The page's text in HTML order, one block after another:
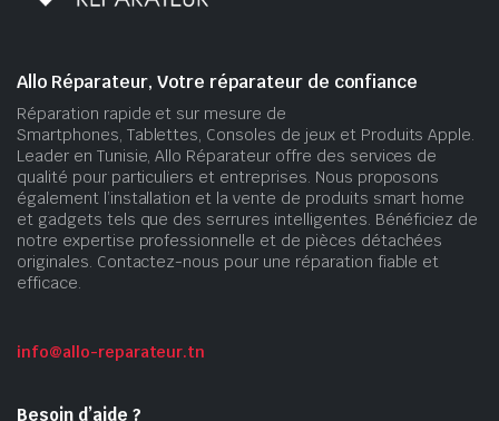
Allo Réparateur, Votre réparateur de confiance
Réparation rapide et sur mesure de
Smartphones, Tablettes, Consoles de jeux et Produits Apple.
Leader en Tunisie, Allo Réparateur offre des services de
qualité pour particuliers et entreprises. Nous proposons
également l’installation et la vente de produits smart home
et gadgets tels que des serrures intelligentes. Bénéficiez de
notre expertise professionnelle et de pièces détachées
originales. Contactez-nous pour une réparation fiable et
efficace.
info@allo-reparateur.tn
Besoin d’aide ?